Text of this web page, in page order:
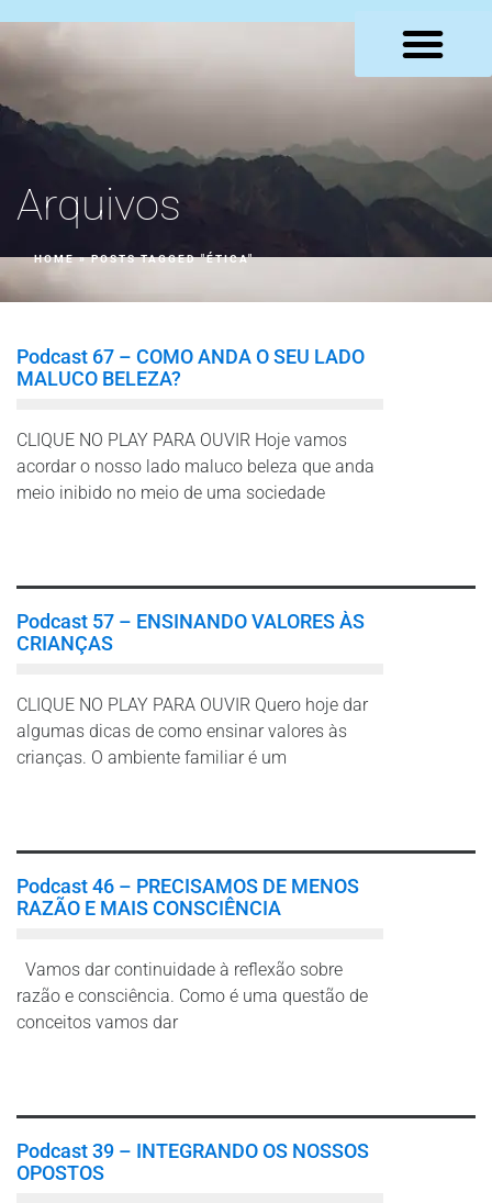
Arquivos
HOME»POSTS TAGGED "ÉTICA"
Podcast 67 – COMO ANDA O SEU LADO
MALUCO BELEZA?
CLIQUE NO PLAY PARA OUVIR Hoje vamos
acordar o nosso lado maluco beleza que anda
meio inibido no meio de uma sociedade
Podcast 57 – ENSINANDO VALORES ÀS
CRIANÇAS
CLIQUE NO PLAY PARA OUVIR Quero hoje dar
algumas dicas de como ensinar valores às
crianças. O ambiente familiar é um
Podcast 46 – PRECISAMOS DE MENOS
RAZÃO E MAIS CONSCIÊNCIA
Vamos dar continuidade à reflexão sobre
razão e consciência. Como é uma questão de
conceitos vamos dar
Podcast 39 – INTEGRANDO OS NOSSOS
OPOSTOS